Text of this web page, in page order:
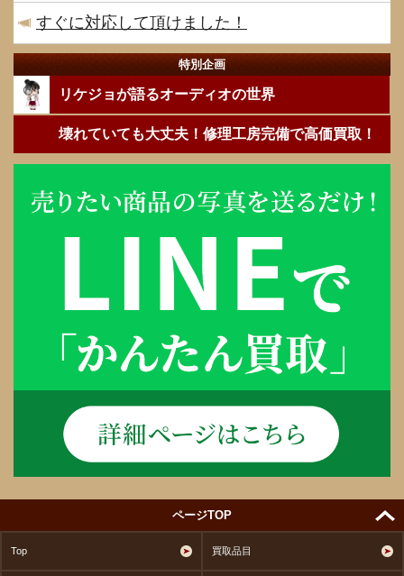
すぐに対応して頂けました！
特別企画
リケジョが語るオーディオの世界
壊れていても大丈夫！修理工房完備で高価買取！
ページTOP
Top 買取品目